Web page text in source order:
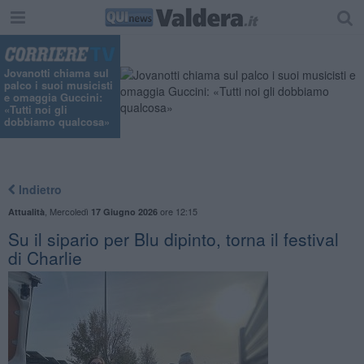
Jovanotti chiama sul
palco i suoi musicisti
e omaggia Guccini:
«Tutti noi gli
dobbiamo qualcosa»
Indietro
Attualità Mercoledì 17 Giugno 2026ore 12:15
Su il sipario per Blu dipinto, torna il festival
di Charlie